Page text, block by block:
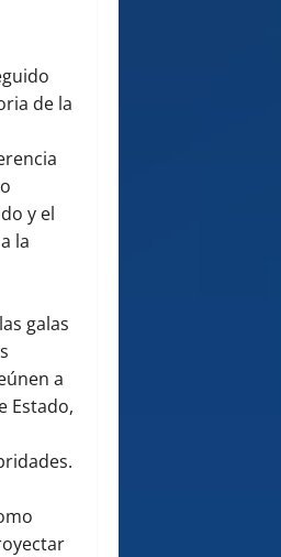
de la
y el
la
galas
a
Estado,